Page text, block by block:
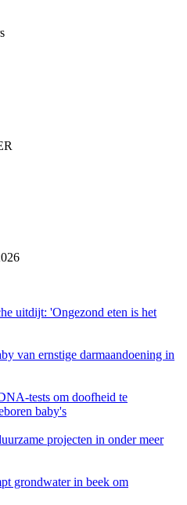
uitdijt: 'Ongezond eten is het
van ernstige darmaandoening in
tests om doofheid te
baby's
projecten in onder meer
grondwater in beek om